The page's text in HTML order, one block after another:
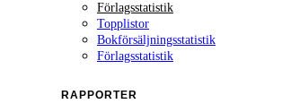
Förlagsstatistik
Topplistor
Bokförsäljningsstatistik
Förlagsstatistik
RAPPORTER